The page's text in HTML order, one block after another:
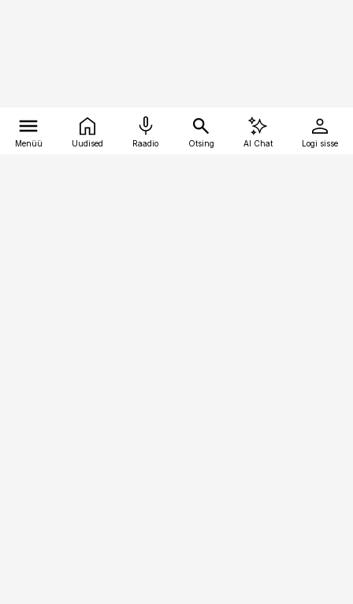
Menüü Uudised Raadio Otsing AI Chat Logi sisse